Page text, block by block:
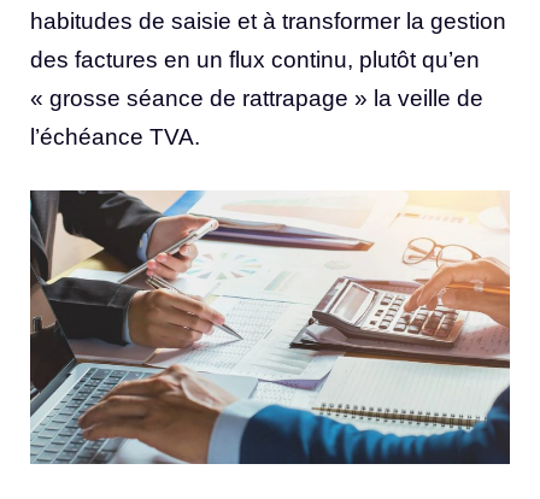
habitudes de saisie et à transformer la gestion
des factures en un flux continu, plutôt qu’en
« grosse séance de rattrapage » la veille de
l’échéance TVA.